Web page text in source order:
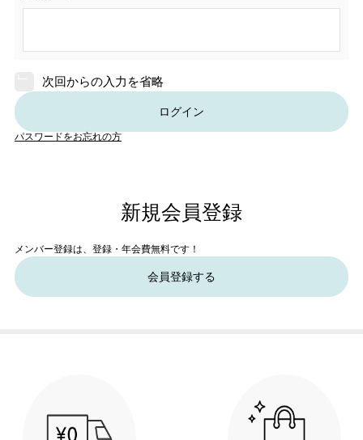
次回からの入力を省略
ログイン
パスワードをお忘れの方
新規会員登録
メンバー登録は、登録・年会費無料です！
会員登録する